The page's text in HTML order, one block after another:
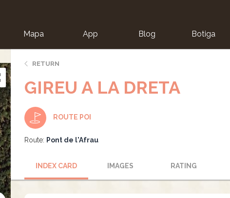
Mapa App Blog Botiga
RETURN
GIREU A LA DRETA
ROUTE POI
Route: Pont de l'Afrau
INDEX CARD IMAGES RATING